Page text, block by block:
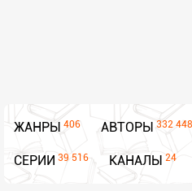
ЖАНРЫ 406 АВТОРЫ 332 448
СЕРИИ 39 516 КАНАЛЫ 24